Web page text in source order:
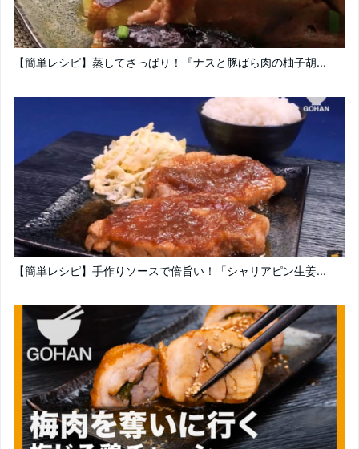
【簡単レシピ】蒸してさっぱり！『ナスと豚ばら肉の柚子胡...
【簡単レシピ】手作りソースで倍旨い！「シャリアピン生姜...